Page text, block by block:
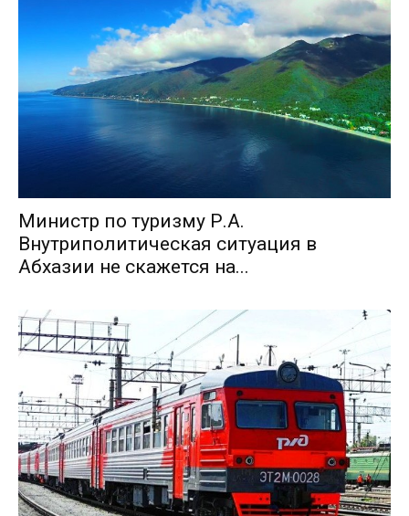
Министр по туризму Р.А.
Внутриполитическая ситуация в
Абхазии не скажется на...